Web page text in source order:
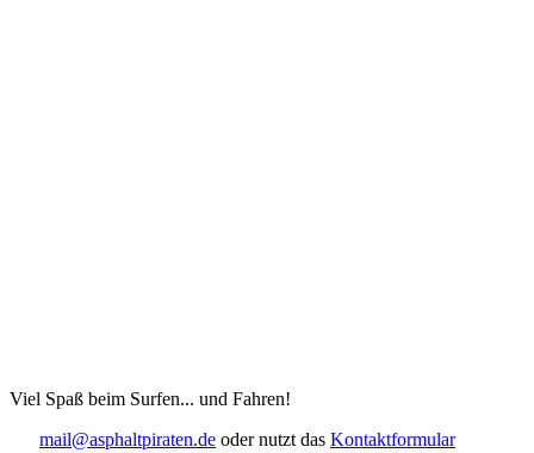
Viel Spaß beim Surfen... und Fahren!
mail@asphaltpiraten.de oder nutzt das Kontaktformular